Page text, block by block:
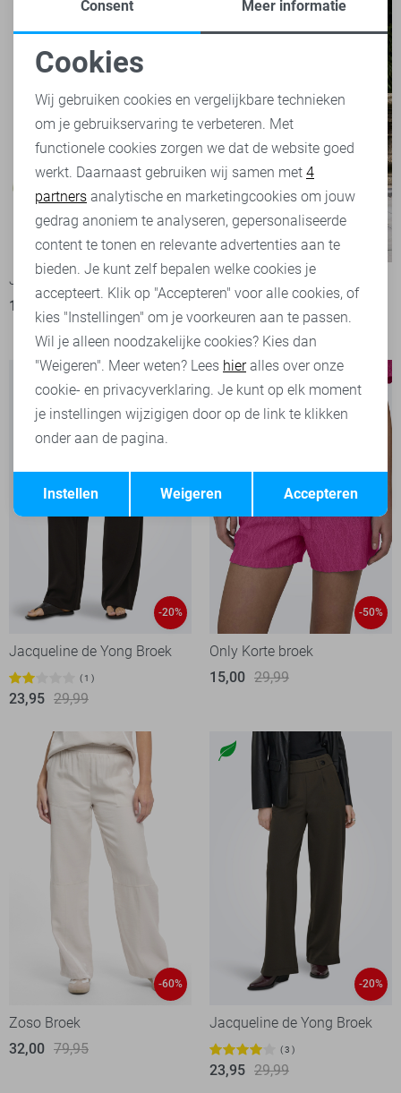
-50%
Jacqueline de Yong Korte broek
10,00
19,99
Claudette
Red Button Broek
35,00 69,99
-20%
Jacqueline de Yong Broek
1
23,95 29,99
-50%
Only Korte broek
15,00 29,99
-60%
Zoso Broek
32,00 79,95
-20%
Jacqueline de Yong Broek
3
23,95 29,99
Noodzakelijke cookies
Personalisatie cookies
Analytische cookies
Marketing cookies
Terug Opslaan
Consent Meer informatie
Cookies
Wij gebruiken cookies en vergelijkbare technieken
om je gebruikservaring te verbeteren. Met
functionele cookies zorgen we dat de website goed
werkt. Daarnaast gebruiken wij samen met 4
partners analytische en marketingcookies om jouw
gedrag anoniem te analyseren, gepersonaliseerde
content te tonen en relevante advertenties aan te
bieden. Je kunt zelf bepalen welke cookies je
accepteert. Klik op "Accepteren" voor alle cookies, of
kies "Instellingen" om je voorkeuren aan te passen.
Wil je alleen noodzakelijke cookies? Kies dan
"Weigeren". Meer weten? Lees hieralles over onze
cookie- en privacyverklaring. Je kunt op elk moment
je instellingen wijzigigen door op de link te klikken
onder aan de pagina.
Accepteren
Weigeren
Instellen